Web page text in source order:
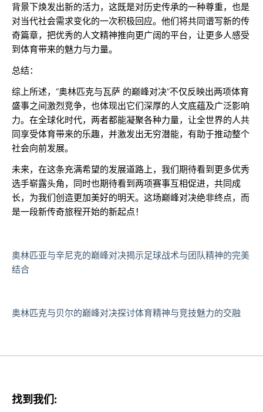
背景下焕发出新的活力，这既是对历史传承的一种尊重，也是
对当代社会需求变化的一次积极回应。他们将共同谱写新的传
奇篇章，把优秀的人文精神推向更广阔的平台，让更多人感受
到体育带来的魅力与力量。
总结：
综上所述，“奥林匹克与瓦萨 的巅峰对决”不仅反映出两项体育
盛事之间激烈竞争，也体现出它们深厚的人文底蕴及广泛影响
力。在全球化时代，两者都能凝聚各种力量，让全世界的人共
同享受体育带来的乐趣，并激发出无穷潜能，有助于推动整个
社会向前发展。
未来，在这条充满希望的发展道路上，我们期待看到更多优秀
选手崭露头角，同时也期待看到两项赛事互相促进，共同成
长，为我们创造更加美好的明天。这场巅峰对决绝非终点，而
是一段新传奇旅程开始的新起点！
奥林匹亚与辛尼克的巅峰对决揭示足球战术与团队精神的完美
结合
奥林匹克与贝尔的巅峰对决探讨体育精神与竞技魅力的交融
找到我们: